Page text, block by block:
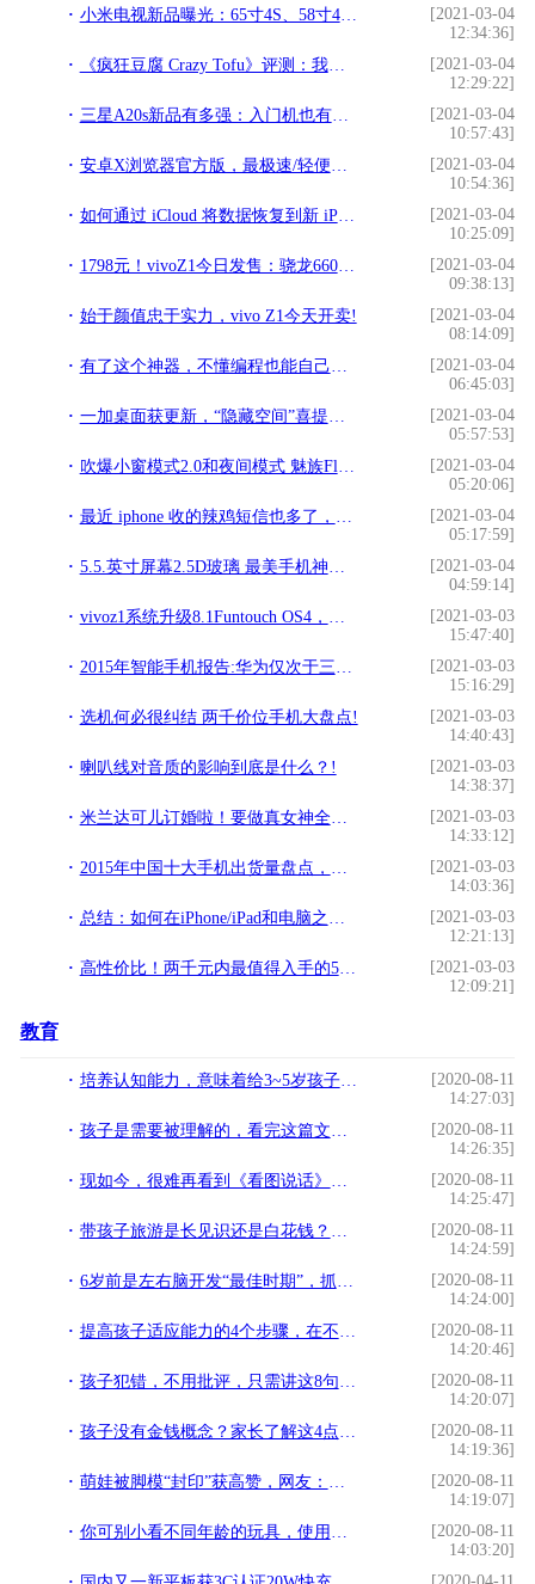
小米电视新品曝光：65寸4S、58寸4A要来了!
[2021-03-04
12:34:36]
《疯狂豆腐 Crazy Tofu》评测：我只想安静的做一块嫩豆腐!
[2021-03-04
12:29:22]
三星A20s新品有多强：入门机也有三摄超大屏，实力更出众!
[2021-03-04
10:57:43]
安卓X浏览器官方版，最极速/轻便省流量的手机浏览器 v2.5.3!
[2021-03-04
10:54:36]
如何通过 iCloud 将数据恢复到新 iPhone？!
[2021-03-04
10:25:09]
1798元！vivoZ1今日发售：骁龙660+3260mAh+后置指纹，性能强劲!
[2021-03-04
09:38:13]
始于颜值忠于实力，vivo Z1今天开卖!
[2021-03-04
08:14:09]
有了这个神器，不懂编程也能自己做APP!
[2021-03-04
06:45:03]
一加桌面获更新，“隐藏空间”喜提密码/指纹加密!
[2021-03-04
05:57:53]
吹爆小窗模式2.0和夜间模式 魅族Flyme 8让手机拥精致有趣的灵魂!
[2021-03-04
05:20:06]
最近 iphone 收的辣鸡短信也多了，太烦了，小编给你提供解决方案!
[2021-03-04
05:17:59]
5.5.英寸屏幕2.5D玻璃 最美手机神舟锐龙P8低价来袭!
[2021-03-04
04:59:14]
vivoz1系统升级8.1Funtouch OS4，更新方法超级简单!
[2021-03-03
15:47:40]
2015年智能手机报告:华为仅次于三星苹果!
[2021-03-03
15:16:29]
选机何必很纠结 两千价位手机大盘点!
[2021-03-03
14:40:43]
喇叭线对音质的影响到底是什么？!
[2021-03-03
14:38:37]
米兰达可儿订婚啦！要做真女神全靠百度手机助手!
[2021-03-03
14:33:12]
2015年中国十大手机出货量盘点，浅析手机厂商的游戏分发潜力!
[2021-03-03
14:03:36]
总结：如何在iPhone/iPad和电脑之间互传照片!
[2021-03-03
12:21:13]
高性价比！两千元内最值得入手的5款手机!
[2021-03-03
12:09:21]
教育
培养认知能力，意味着给3~5岁孩子一个在游戏中生活的机会
[2020-08-11
14:27:03]
孩子是需要被理解的，看完这篇文章，你会明白该怎么履行
[2020-08-11
14:26:35]
现如今，很难再看到《看图说话》这样的幼儿画刊了
[2020-08-11
14:25:47]
带孩子旅游是长见识还是白花钱？心理学家：对大脑发育影响巨大
[2020-08-11
14:24:59]
6岁前是左右脑开发“最佳时期”，抓住机会，孩子智力“翻一翻”
[2020-08-11
14:24:00]
提高孩子适应能力的4个步骤，在不同场景更好地融入环境
[2020-08-11
14:20:46]
孩子犯错，不用批评，只需讲这8句话！非常实用
[2020-08-11
14:20:07]
孩子没有金钱概念？家长了解这4点，做好孩子的“财商教育”
[2020-08-11
14:19:36]
萌娃被脚模“封印”获高赞，网友：这样创意满满的记录方式很优秀
[2020-08-11
14:19:07]
你可别小看不同年龄的玩具，使用的好宝宝智力增加，否则有反作用
[2020-08-11
14:03:20]